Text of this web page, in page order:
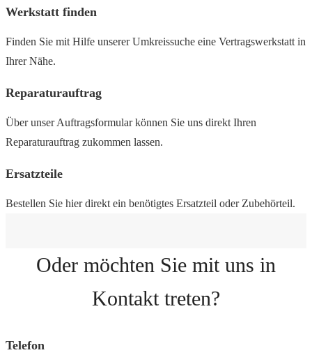
Werkstatt finden
Finden Sie mit Hilfe unserer Umkreissuche eine Vertragswerkstatt in
Ihrer Nähe.
Reparaturauftrag
Über unser Auftragsformular können Sie uns direkt Ihren
Reparaturauftrag zukommen lassen.
Ersatzteile
Bestellen Sie hier direkt ein benötigtes Ersatzteil oder Zubehörteil.
Oder möchten Sie mit uns in
Kontakt treten?
Telefon